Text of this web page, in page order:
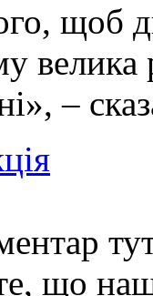
щоб
–
що